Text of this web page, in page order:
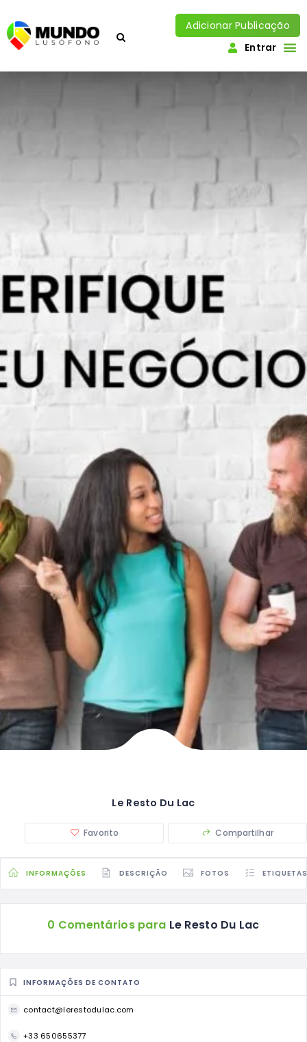
Adicionar Publicação
Entrar
Le Resto Du Lac
Favorito Compartilhar
INFORMAÇÕES DESCRIÇÃO FOTOS ETIQUETAS
0 Comentários para Le Resto Du Lac
INFORMAÇÕES DE CONTATO
contact@lerestodulac.com
+33 650655377